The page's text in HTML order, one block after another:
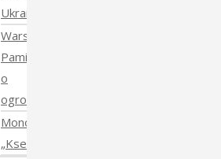
Ukraiński
Warsztaty:
Pamiętajmy
o
ogrodach
Monodram
„Ksenia”